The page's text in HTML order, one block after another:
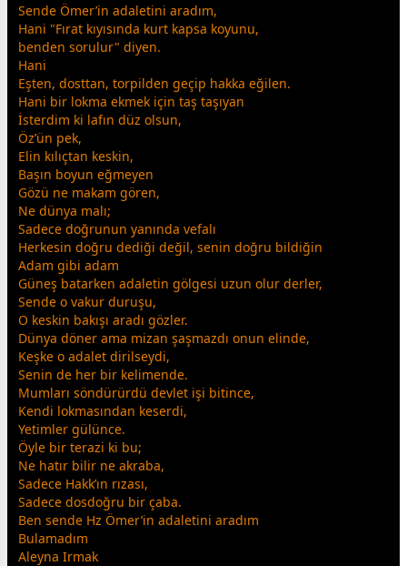
Sende Ömer’in adaletini aradım,
Hani "Fırat kıyısında kurt kapsa koyunu,
benden sorulur" diyen.
Hani
Eşten, dosttan, torpilden geçip hakka eğilen.
Hani bir lokma ekmek için taş taşıyan
İsterdim ki lafın düz olsun,
Öz’ün pek,
Elin kılıçtan keskin,
Başın boyun eğmeyen
Gözü ne makam gören,
Ne dünya malı;
Sadece doğrunun yanında vefalı
Herkesin doğru dediği değil, senin doğru bildiğin
Adam gibi adam
Güneş batarken adaletin gölgesi uzun olur derler,
Sende o vakur duruşu,
O keskin bakışı aradı gözler.
Dünya döner ama mizan şaşmazdı onun elinde,
Keşke o adalet dirilseydi,
Senin de her bir kelimende.
Mumları söndürürdü devlet işi bitince,
Kendi lokmasından keserdi,
Yetimler gülünce.
Öyle bir terazi ki bu;
Ne hatır bilir ne akraba,
Sadece Hakk’ın rızası,
Sadece dosdoğru bir çaba.
Ben sende Hz Ömer’in adaletini aradım
Bulamadım
Aleyna Irmak